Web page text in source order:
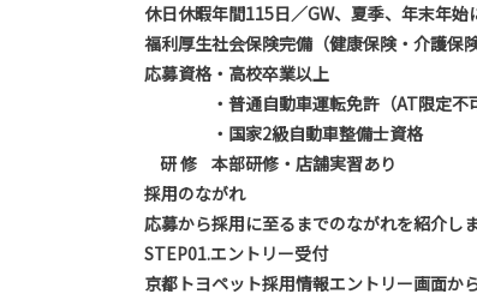
休日休暇年間115日／GW、夏季、年末年
福利厚生社会保険完備（健康保険・介護保
応募資格・高校卒業以上
・普通自動車運転免許（AT限定不
・国家2級自動車整備士資格
研 修
本部研修・店舗実習あり
採用のながれ
応募から採用に至るまでのながれを紹介しま
STEP01.エントリー受付
京都トヨペット採用情報エントリー画面か